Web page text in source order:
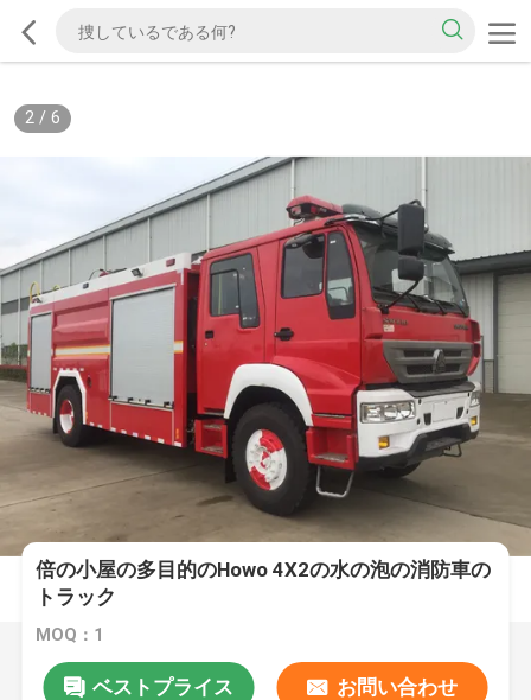
2/ 6
倍の小屋の多目的のHowo 4X2の水の泡の消防車の
トラック
MOQ：1
ベストプライス お問い合わせ